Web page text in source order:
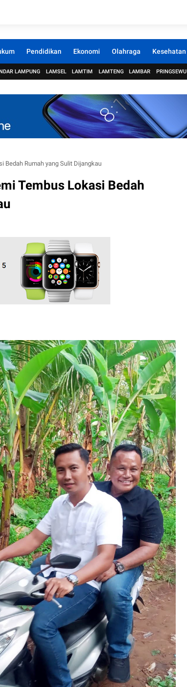
Pendidikan Ekonomi Olahraga Kesehatan
LAMPUNG LAMSEL LAMTIM LAMTENG LAMBAR PRINGSEWU
Bedah Rumah yang Sulit Dijangkau
Tembus Lokasi Bedah